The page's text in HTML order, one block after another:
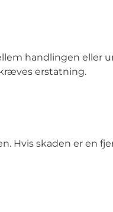
handlingen eller
erstatning.
Hvis skaden er en